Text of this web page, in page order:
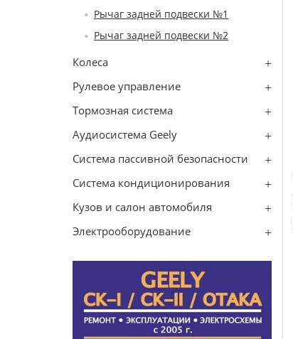
Рычаг задней подвески №1
Рычаг задней подвески №2
Колеса
Рулевое управление
Тормозная система
Аудиосистема Geely
Система пассивной безопасности
Система кондиционирования
Кузов и салон автомобиля
Электрооборудование